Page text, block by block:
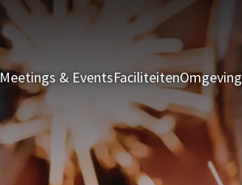
Meetings & EventsFaciliteitenOmgeving